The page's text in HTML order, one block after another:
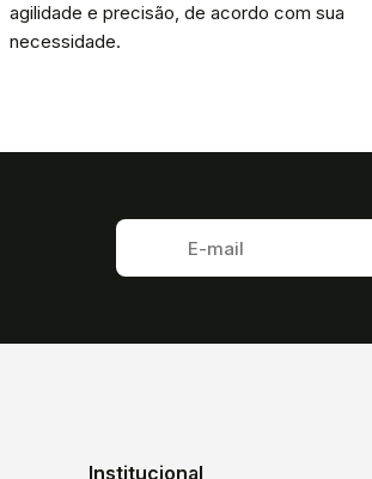
agilidade e precisão, de acordo com sua
necessidade.
Institucional